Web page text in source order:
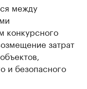
между
конкурсного
затрат
и безопасного